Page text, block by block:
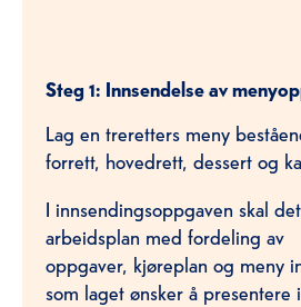
Steg 1: Innsendelse av
Lag en treretters meny
forrett, hovedrett, dessert og
I innsendingsoppgaven skal
arbeidsplan med fordeling av
oppgaver, kjøreplan og meny
som laget ønsker å presentere